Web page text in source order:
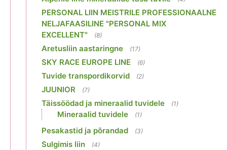
PERSONAL LIIN MEISTRILE PROFESSIONAALNE
NELJAFAASILINE "PERSONAL MIX
EXCELLENT"
(8)
Aretusliin aastaringne (17)
SKY RACE EUROPE LINE (6)
Tuvide transpordikorvid (2)
JUUNIOR (7)
Täissöödad ja mineraalid tuvidele (1)
Mineraalid tuvidele (1)
Pesakastid ja põrandad (3)
Sulgimis liin (4)